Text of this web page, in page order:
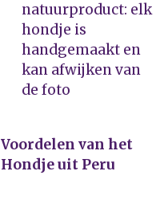
natuurproduct: elk
hondje is
handgemaakt en
kan afwijken van
de foto
Voordelen van het
Hondje uit Peru